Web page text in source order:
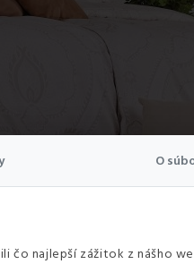
O
čo najlepší zážitok z nášho